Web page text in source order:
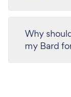
Why
my Bard